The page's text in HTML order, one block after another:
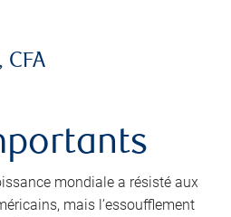
CFA
mondiale a résisté aux
mais l’essoufflement